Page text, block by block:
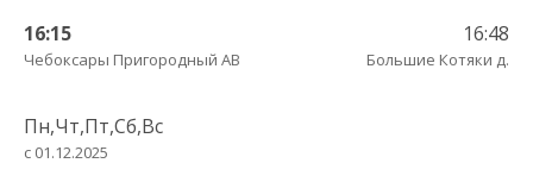
16:15
Чебоксары Пригородный АВ
16:48
Большие Котяки д.
Пн,Чт,Пт,Сб,Вс
с 01.12.2025